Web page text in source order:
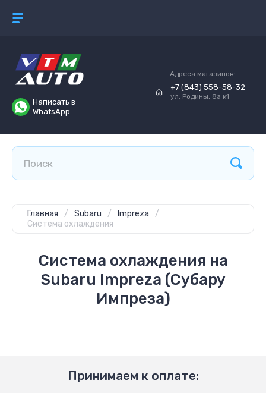
Написать в
WhatsApp
Адреса магазинов:
+7 (843) 558-58-32
ул. Родины, 8а к1
Главная / Subaru / Impreza
/
Система охлаждения
Система охлаждения на
Subaru Impreza (Субару
Импреза)
Принимаем к оплате: